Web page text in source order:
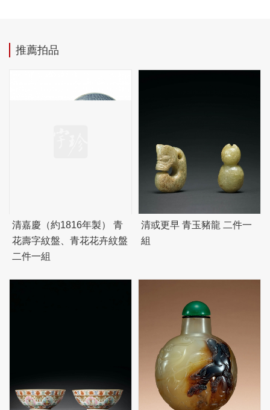
推薦拍品
清嘉慶（約1816年製） 青
花壽字紋盤、青花花卉紋盤
二件一組
清或更早 青玉豬龍 二件一
組